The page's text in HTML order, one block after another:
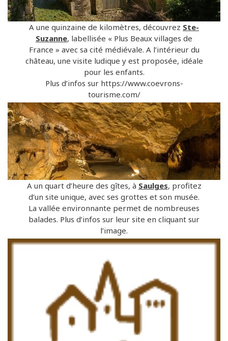
A une quinzaine de kilomètres, découvrez Ste-
Suzanne, labellisée « Plus Beaux villages de
France » avec sa cité médiévale. A l’intérieur du
château, une visite ludique y est proposée, idéale
pour les enfants.
Plus d’infos sur https://www.coevrons-
tourisme.com/
A un quart d’heure des gîtes, à Saulges, profitez
d’un site unique, avec ses grottes et son musée.
La vallée environnante permet de nombreuses
balades. Plus d’infos sur leur site en cliquant sur
l’image.